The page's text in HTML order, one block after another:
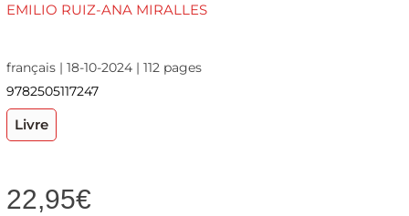
EMILIO RUIZ-ANA MIRALLES
français | 18-10-2024 | 112 pages
9782505117247
Livre
22,95€